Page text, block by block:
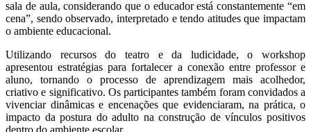
sala de aula, considerando que o educador está constantemente “em
cena”, sendo observado, interpretado e tendo atitudes que impactam
o ambiente educacional.
Utilizando recursos do teatro e da ludicidade, o workshop
apresentou estratégias para fortalecer a conexão entre professor e
aluno, tornando o processo de aprendizagem mais acolhedor,
criativo e significativo. Os participantes também foram convidados a
vivenciar dinâmicas e encenações que evidenciaram, na prática, o
impacto da postura do adulto na construção de vínculos positivos